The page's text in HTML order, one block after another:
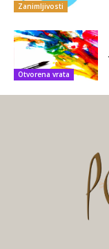
Zanimljivosti
Otvorena vrata